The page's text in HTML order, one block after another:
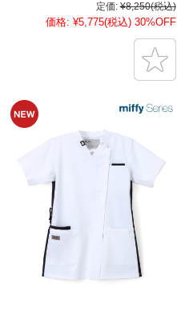
定価: ¥8,250(税込)
価格: ¥5,775(税込) 30%OFF